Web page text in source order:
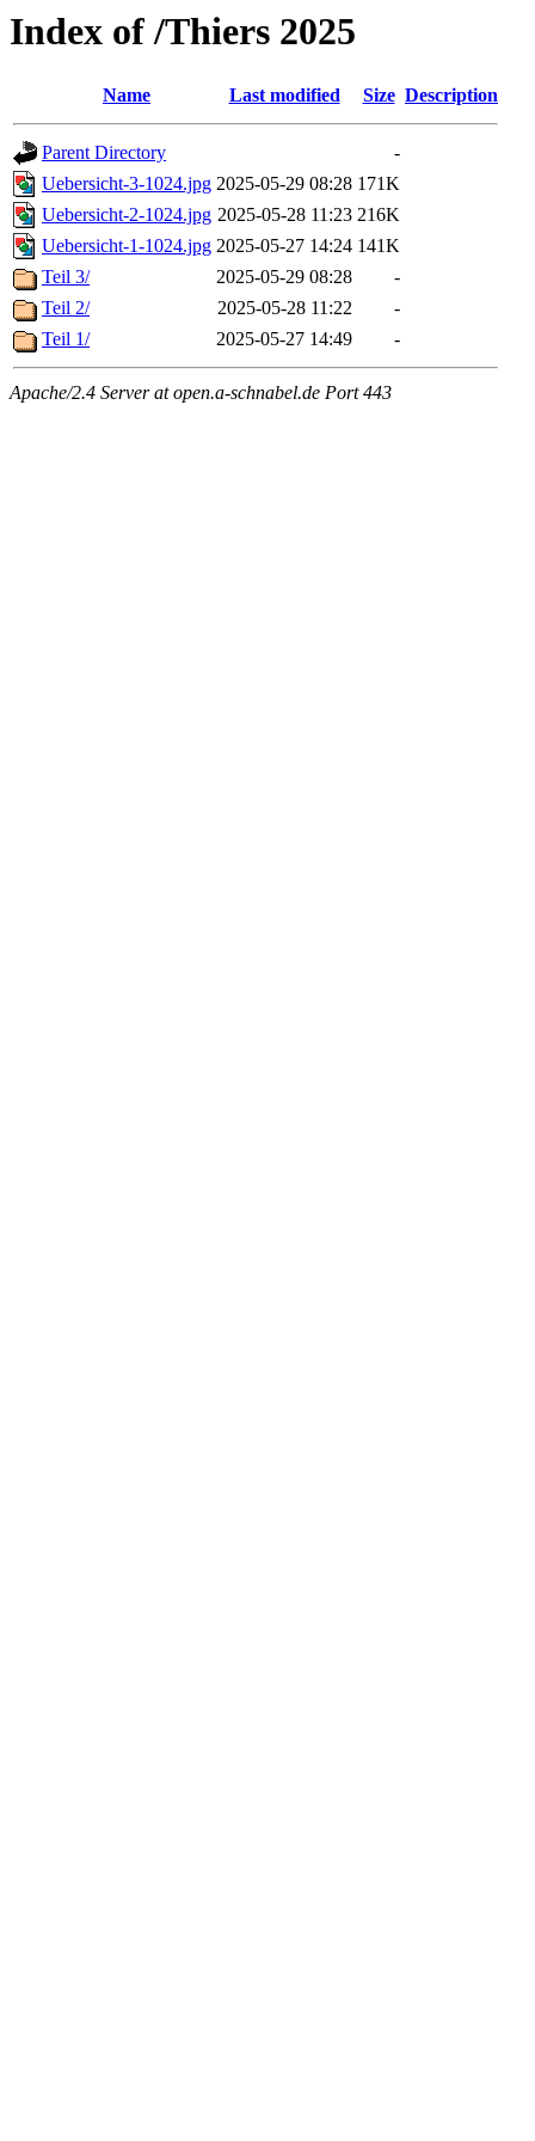
Index of /Thiers 2025
Name Last modified Size Description
Parent Directory
-
Uebersicht-3-1024.jpg 2025-05-29 08:28 171K
Uebersicht-2-1024.jpg 2025-05-28 11:23 216K
Uebersicht-1-1024.jpg 2025-05-27 14:24 141K
Teil 3/
2025-05-29 08:28
-
Teil 2/
2025-05-28 11:22
-
Teil 1/
2025-05-27 14:49 -
Apache/2.4 Server at open.a-schnabel.de Port 443